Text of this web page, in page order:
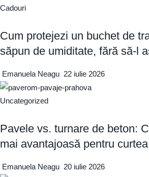
Cadouri
Cum protejezi un buchet de
săpun de umiditate, fără să-l
Emanuela Neagu 22 iulie 2026
Uncategorized
Pavele vs. turnare de beton:
mai avantajoasă pentru
Emanuela Neagu 20 iulie 2026